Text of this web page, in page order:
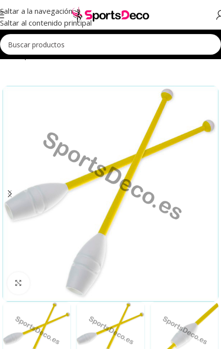
Saltar a la navegación
Saltar al contenido principal
Inicio Aparatos Mazas Mazas Iniciación Mazas Iniciación 41cm
Haga clic para ampliar